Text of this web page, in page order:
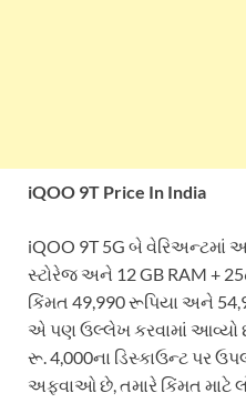
iQOO 9T Price In India
iQOO 9T 5G બે વેરિઅન્ટમાં
સ્ટોરેજ અને 12 GB RAM +
કિંમત 49,990 રૂપિયા અને
એ પણ ઉલ્લેખ કરવામાં આવ્યો
રૂ. 4,000ના ડિસ્કાઉન્ટ પર
અફવાઓ છે, તમારે કિંમત માટે